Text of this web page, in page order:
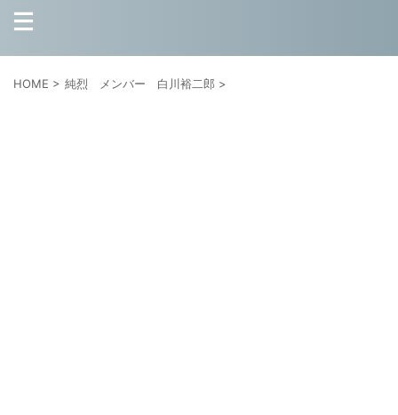
HOME > 純烈 メンバー 白川裕二郎 >